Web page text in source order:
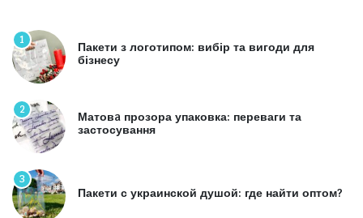
1
Пакети з логотипом: вибір та вигоди для
бізнесу
2
Матовa прозора упаковка: переваги та
застосування
3
Пакети с украинской душой: где найти оптом?